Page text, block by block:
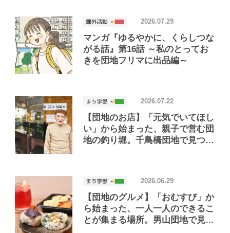
マンガ『ゆるやかに、くらしつな
がる話』第16話 ～私のとってお
きを団地フリマに出品編～
2026.07.29
【団地のお店】「元気でいてほし
い」から始まった、親子で営む団
地の釣り堀。千鳥橋団地で見つけ
2026.07.22
【団地のグルメ】「おむすび」か
ら始まった、一人一人のできるこ
とが集まる場所。男山団地で見つ
2026.06.29